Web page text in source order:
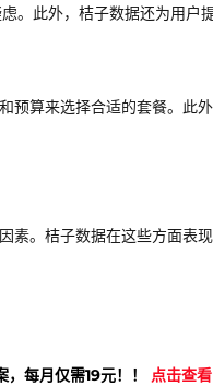
。此外，桔子数据还为用户
预算来选择合适的套餐。此
素。桔子数据在这些方面表
每月仅需19元！！ 点击查看